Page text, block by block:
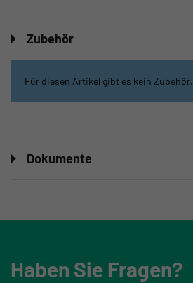
Zubehör
Für diesen Artikel gibt es kein Zubehör.
Dokumente
Haben Sie Fragen?